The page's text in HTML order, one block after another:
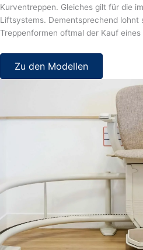
Kurventreppen. Gleiches gilt für die
Liftsystems. Dementsprechend lohnt
Treppenformen oftmal der Kauf
Zu den Modellen